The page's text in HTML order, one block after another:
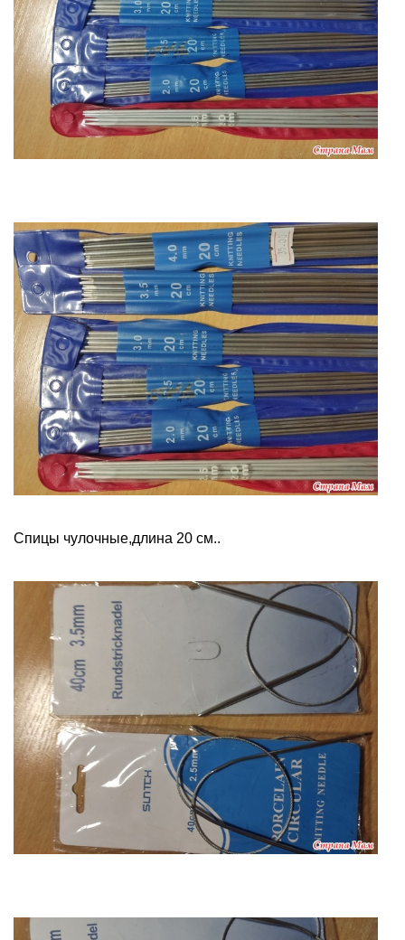
Спицы чулочные,длина 20 см..